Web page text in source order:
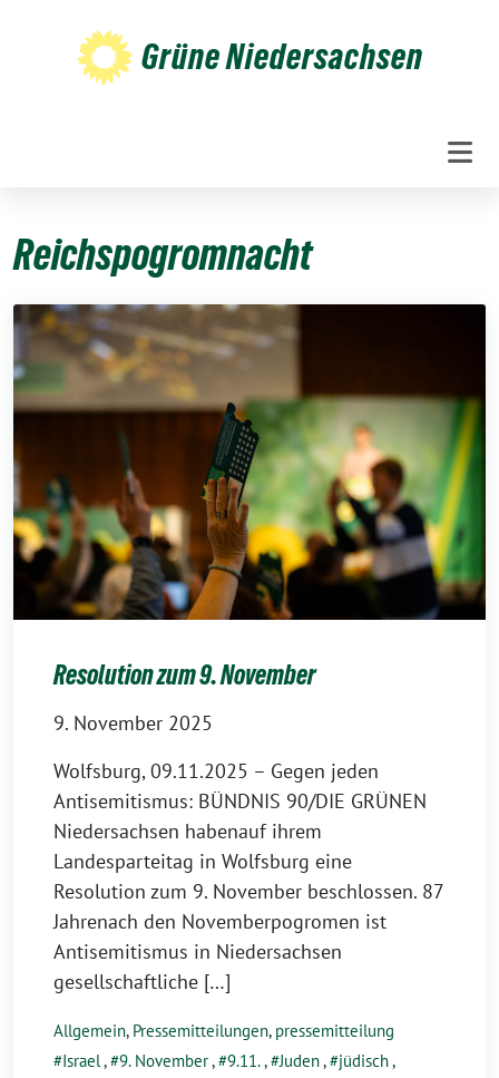
Grüne Niedersachsen
Reichspogromnacht
Resolution zum 9. November
9. November 2025
Wolfsburg, 09.11.2025 – Gegen jeden
Antisemitismus: BÜNDNIS 90/DIE GRÜNEN
Niedersachsen habenauf ihrem
Landesparteitag in Wolfsburg eine
Resolution zum 9. November beschlossen. 87
Jahrenach den Novemberpogromen ist
Antisemitismus in Niedersachsen
gesellschaftliche […]
Allgemein, Pressemitteilungen, pressemitteilung
Israel , 9. November, 9.11., Juden, jüdisch,